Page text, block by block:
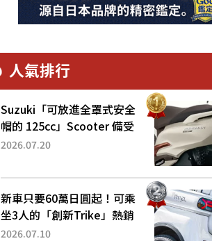
人氣排行
Suzuki「可放進全罩式安全
帽的 125cc」Scooter 備受
矚目！採用全新流線設計與
已陸續開始出口的新款
「B...
2026.07.20
新車只要60萬日圓起！可乘
坐3人的「創新Trike」熱銷
大賣成為人氣車款！「養車
2026.07.10